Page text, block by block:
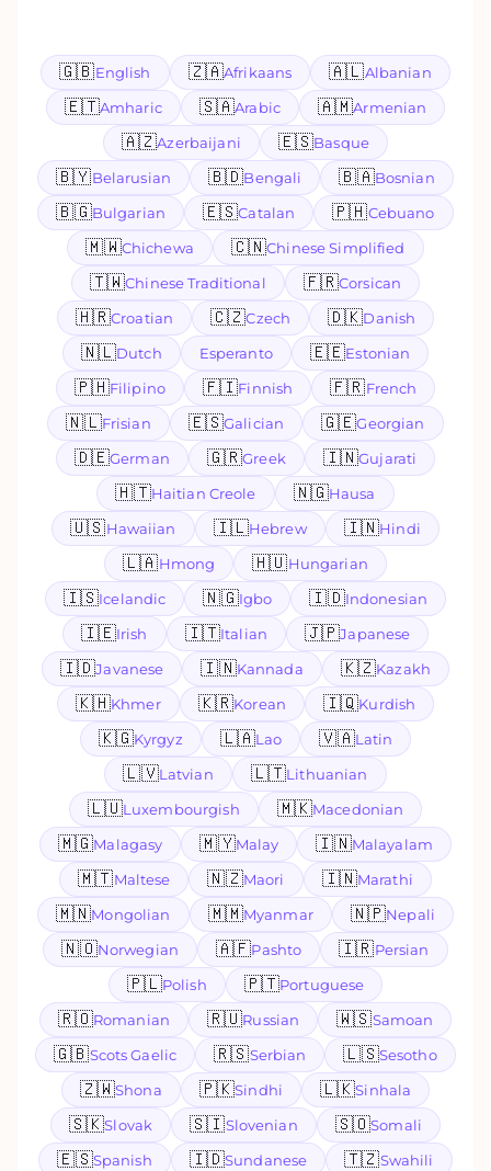
🇬🇧English 🇿🇦Afrikaans 🇦🇱Albanian
🇪🇹Amharic 🇸🇦Arabic 🇦🇲Armenian
🇦🇿Azerbaijani 🇪🇸Basque
🇧🇾Belarusian 🇧🇩Bengali 🇧🇦Bosnian
🇧🇬Bulgarian 🇪🇸Catalan 🇵🇭Cebuano
🇲🇼Chichewa 🇨🇳Chinese Simplified
🇹🇼Chinese Traditional 🇫🇷Corsican
🇭🇷Croatian 🇨🇿Czech 🇩🇰Danish
🇳🇱Dutch Esperanto 🇪🇪Estonian
🇵🇭Filipino 🇫🇮Finnish 🇫🇷French
🇳🇱Frisian 🇪🇸Galician 🇬🇪Georgian
🇩🇪German 🇬🇷Greek 🇮🇳Gujarati
🇭🇹Haitian Creole 🇳🇬Hausa
🇺🇸Hawaiian 🇮🇱Hebrew 🇮🇳Hindi
🇱🇦Hmong 🇭🇺Hungarian
🇮🇸Icelandic 🇳🇬Igbo 🇮🇩Indonesian
🇮🇪Irish 🇮🇹Italian 🇯🇵Japanese
🇮🇩Javanese 🇮🇳Kannada 🇰🇿Kazakh
🇰🇭Khmer 🇰🇷Korean 🇮🇶Kurdish
🇰🇬Kyrgyz 🇱🇦Lao 🇻🇦Latin
🇱🇻Latvian 🇱🇹Lithuanian
🇱🇺Luxembourgish 🇲🇰Macedonian
🇲🇬Malagasy 🇲🇾Malay 🇮🇳Malayalam
🇲🇹Maltese 🇳🇿Maori 🇮🇳Marathi
🇲🇳Mongolian 🇲🇲Myanmar 🇳🇵Nepali
🇳🇴Norwegian 🇦🇫Pashto 🇮🇷Persian
🇵🇱Polish 🇵🇹Portuguese
🇷🇴Romanian 🇷🇺Russian 🇼🇸Samoan
🇬🇧Scots Gaelic 🇷🇸Serbian 🇱🇸Sesotho
🇿🇼Shona 🇵🇰Sindhi 🇱🇰Sinhala
🇸🇰Slovak 🇸🇮Slovenian 🇸🇴Somali
🇪🇸Spanish 🇮🇩Sundanese 🇹🇿Swahili